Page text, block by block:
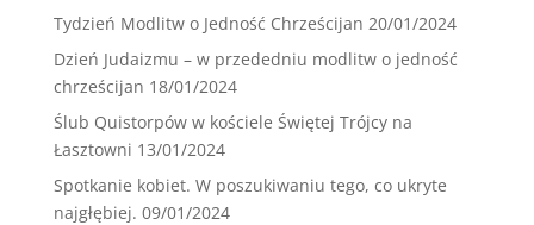
Tydzień Modlitw o Jedność Chrześcijan 20/01/2024
Dzień Judaizmu – w przededniu modlitw o jedność
chrześcijan 18/01/2024
Ślub Quistorpów w kościele Świętej Trójcy na
Łasztowni 13/01/2024
Spotkanie kobiet. W poszukiwaniu tego, co ukryte
najgłębiej. 09/01/2024